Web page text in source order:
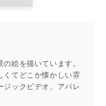
絵を描いています。
くてどこか懐かしい雰
ジックビデオ、アパレ